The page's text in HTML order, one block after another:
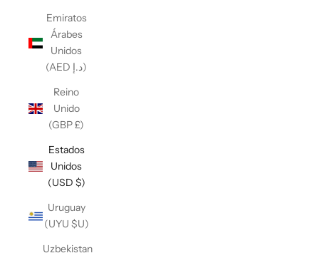
Emiratos
Árabes
Unidos
(AED د.إ)
Reino
Unido
(GBP £)
Estados
Unidos
(USD $)
Uruguay
(UYU $U)
Uzbekistan